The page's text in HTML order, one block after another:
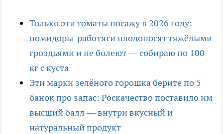
Только эти томаты посажу в 2026 году:
помидоры-работяги плодоносят тяжёлыми
гроздьями и не болеют — собираю по 100
кг с куста
Эти марки зелёного горошка берите по 5
банок про запас: Роскачество поставило им
высший балл — внутри вкусный и
натуральный продукт